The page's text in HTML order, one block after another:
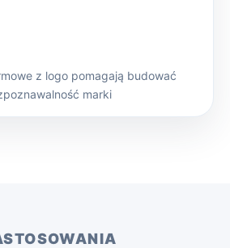
z logo pomagają budować
marki